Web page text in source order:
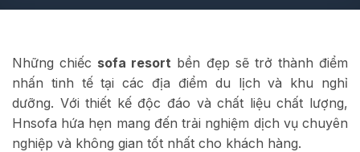
Những chiếc sofa resort bền đẹp sẽ trở thành điểm
nhấn tinh tế tại các địa điểm du lịch và khu nghỉ
dưỡng. Với thiết kế độc đáo và chất liệu chất lượng,
Hnsofa hứa hẹn mang đến trải nghiệm dịch vụ chuyên
nghiệp và không gian tốt nhất cho khách hàng.